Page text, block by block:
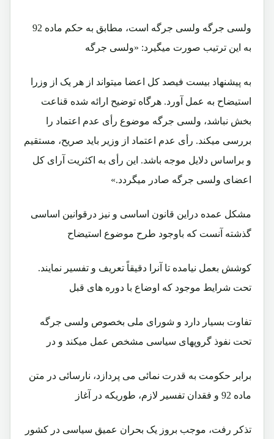
ولسی جرگه ولسی جرگه است، مطابق به حکم ماده 92
به اين ترتيب صورت ميگيرد: «ولسی جرگه
به پيشنهاد بيست فيصد کل اعضا ميتواند از هر يک از وزرا
استيضاح به عمل آورد. هرگاه توضيح ارائه شده قناعت
بخش نباشد، ولسی جرگه موضوع رأی عدم اعتماد را
بررسی ميکند. رأی عدم اعتماد از وزير بايد صريح، مستقيم
و براساس دلايل موجه باشد. اين رأی به اکثريت آرای کل
اعضای ولسی جرگه صادر ميگردد.»
مشکل عمده دراين قانون اساسی و نيز درقوانين اساسی
گذشته آنست که باوجود طرح موضوع استیضاح
کوشش بعمل نيامده تا آنرا دقيقاً تعريف و تفسير نمايند.
تحت شرايط موجود که اوضاع با دوره های قبل
تفاوت بسيار دارد و شورای ملی بخصوص ولسی جرگه
تحت نفوذ گروپهای سياسی مشخص عمل ميکند و در
برابر حکومت به قدرت نمائی می پردازد، نارسائی در متن
ماده 92 و فقدان تفسير لازم، طوريکه در آغاز
تذکر رفت، موجب بروز يک بحران عميق سياسی در کشور